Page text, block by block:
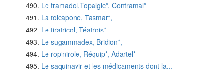
Le tramadol,Topalgic*, Contramal*
La tolcapone, Tasmar*,
Le tiratricol, Téatrois*
Le sugammadex, Bridion*,
Le ropinirole, Réquip*, Adartel*
Le saquinavir et les médicaments dont la...